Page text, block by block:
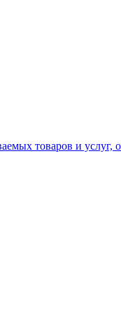
товаров и услуг,